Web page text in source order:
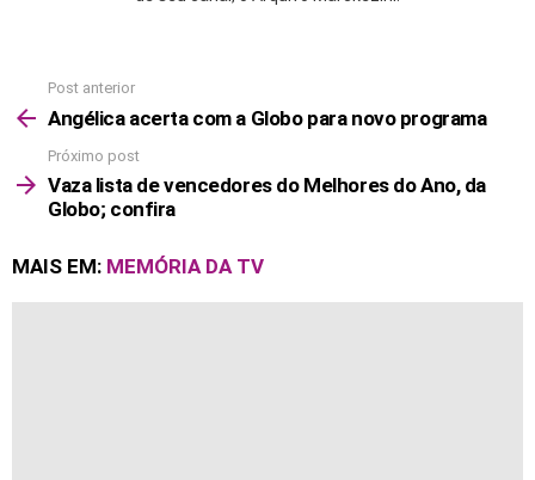
more
Post anterior
Angélica acerta com a Globo para novo programa
Próximo post
Vaza lista de vencedores do Melhores do Ano, da
Globo; confira
MAIS EM: MEMÓRIA DA TV